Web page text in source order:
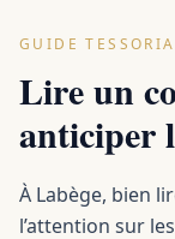
GUIDE TESSORIA
Lire un
anticiper
À Labège, bien
l’attention sur